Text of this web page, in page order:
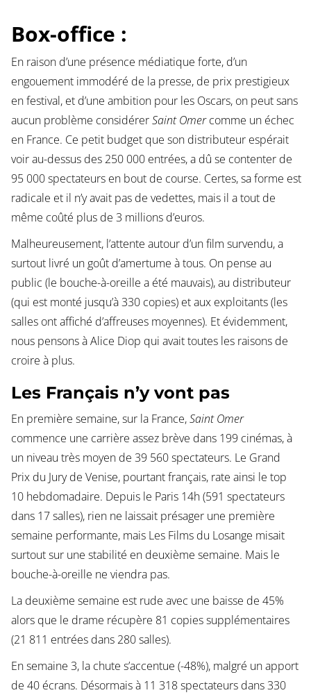
Box-office :
En raison d’une présence médiatique forte, d’un
engouement immodéré de la presse, de prix prestigieux
en festival, et d’une ambition pour les Oscars, on peut sans
aucun problème considérerSaint Omercomme un échec
en France. Ce petit budget que son distributeur espérait
voir au-dessus des 250 000 entrées, a dû se contenter de
95 000 spectateurs en bout de course. Certes, sa forme est
radicale et il n’y avait pas de vedettes, mais il a tout de
même coûté plus de 3 millions d’euros.
Malheureusement, l’attente autour d’un film survendu, a
surtout livré un goût d’amertume à tous. On pense au
public (le bouche-à-oreille a été mauvais), au distributeur
(qui est monté jusqu’à 330 copies) et aux exploitants (les
salles ont affiché d’affreuses moyennes). Et évidemment,
nous pensons à Alice Diop qui avait toutes les raisons de
croire à plus.
Les Français n’y vont pas
En première semaine, sur la France,Saint Omer
commence une carrière assez brève dans 199 cinémas, à
un niveau très moyen de 39 560 spectateurs. Le Grand
Prix du Jury de Venise, pourtant français, rate ainsi le top
10 hebdomadaire. Depuis le Paris 14h (591 spectateurs
dans 17 salles), rien ne laissait présager une première
semaine performante, mais Les Films du Losange misait
surtout sur une stabilité en deuxième semaine. Mais le
bouche-à-oreille ne viendra pas.
La deuxième semaine est rude avec une baisse de 45%
alors que le drame récupère 81 copies supplémentaires
(21 811 entrées dans 280 salles).
En semaine 3, la chute s’accentue (-48%), malgré un apport
de 40 écrans. Désormais à 11 318 spectateurs dans 330